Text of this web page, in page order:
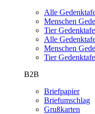
Alle
Menschen
Tier
Alle
Menschen
Tier
B2B
Briefpapier
Briefumschlag
Grußkarten